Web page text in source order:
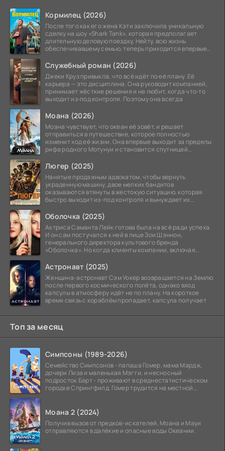
Кормилец (2026)
После того как его жена Кэти заключила уникальную
сделку на шоу «Shark Tank», которая предполагает
длительную деловую поездку, Нейту, всю жизнь
обеспечивавшему семью, теперь приходится впервые
Служебный роман (2026)
Джеки Круз привыкла, что всё идёт по её плану. Её
карьера — это дисциплина. Она руководит компанией,
принимает жёсткие решения и не любит, когда что‑то
выходит из‑под контроля. Поэтому она всегда
Моана (2026)
Моана чувствует, что океан её зовёт, и решает
отправиться в путешествие, которое полностью
изменит ход её жизни. Она впервые выходит за пределы
рифа родного Мотунуи и становится спутницей
Люгер (2025)
Нанятые продажным адвокатом, чтобы вернуть
украденную машину, двое мелких бандитов
оказываются втянуты в жестокую ситуацию, которая
быстро выходит из-под контроля и вынуждает их
Оболочка (2025)
Актриса Саманта Лейк готова была на всё ради успеха.
И он сам постучался к ней в лице Зои Шэннон,
генерального директора культового бренда
«Оболочка». Но когда клиенты компании, включая
Астронавт (2025)
Женщина-астронавт Сэм Уокер возвращается на Землю
после первого космического полёта, однако вход
капсулы в атмосферу идёт не по плану. На короткое
время связь с кораблём пропадает, капсула получает
Топ за месяц
Симпсоны (1989-2026)
Семейство Симпсонов - папаша Гомер, мама Мардж,
дочери Лиза и маленькая Мэгги, и несносный
подросток Барт - проживают в среднестатистическом
городке Спрингфилд. Гомер трудится на местной
Моана 2 (2024)
Получив вызов от предков-искателей, Моана и Мауи
отправляются в далёкие и опасные воды Океании.